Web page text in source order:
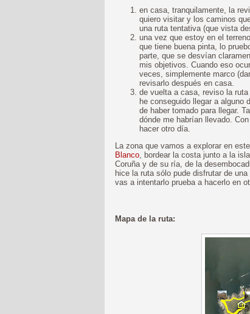
en casa, tranquilamente, la
quiero visitar y los caminos
una ruta tentativa (que vista
una vez que estoy en el
que tiene buena pinta, lo
parte, que se desvían
mis objetivos. Cuando eso
veces, simplemente marco
revisarlo después en casa.
de vuelta a casa, reviso la
he conseguido llegar a alguno
de haber tomado para llegar.
dónde me habrían llevado.
hacer otro día.
La zona que vamos a explorar en
Blanco, bordear la costa junto a la
Coruña y de su ría, de la
hice la ruta sólo pude disfrutar de
vas a intentarlo prueba a hacerlo en
Mapa de la ruta: